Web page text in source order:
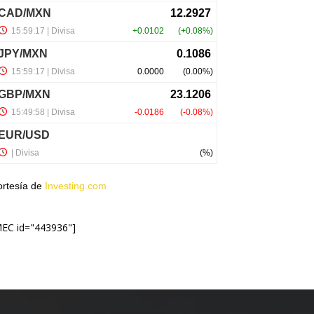
de Investing.com
id="443936"]